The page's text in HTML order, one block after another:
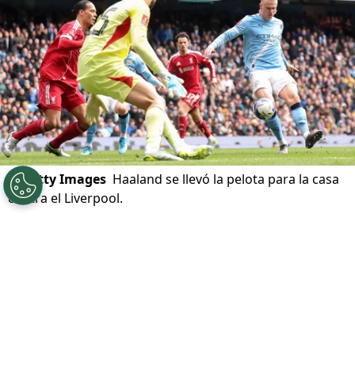
©Getty Images Haaland se llevó la pelota para la casa
contra el Liverpool.